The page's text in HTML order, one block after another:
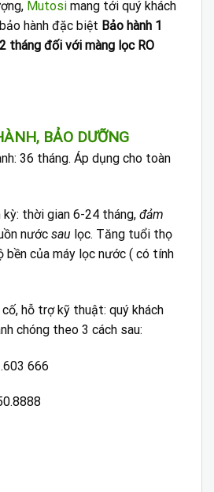
Mutosi mang tới quý khách
hành đặc biệt Bảo hành 1
tháng đối với màng lọc RO
BẢO DƯỠNG
36 tháng. Áp dụng cho toàn
thời gian 6-24 tháng, đảm
nước sau lọc. Tăng tuổi thọ
bền của máy lọc nước ( có tính
hỗ trợ kỹ thuật: quý khách
chóng theo 3 cách sau:
666